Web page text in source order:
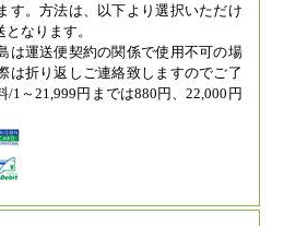
す。方法は、以下より選択いただけ
なります。
は運送便契約の関係で使用不可の場
は折り返しご連絡致しますのでご了
～21,999円までは880円、22,000円